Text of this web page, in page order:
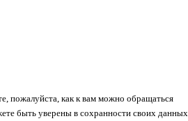
пожалуйста, как к вам можно обращаться
быть уверены в сохранности своих данных